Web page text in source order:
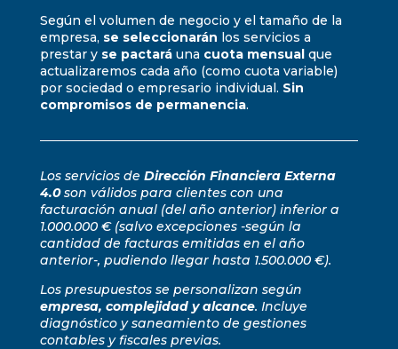
Según el volumen de negocio y el tamaño de la
empresa, se seleccionarán los servicios a
prestar y se pactaráuna cuota mensualque
actualizaremos cada año (como cuota variable)
por sociedad o empresario individual. Sin
compromisos de permanencia.
Los servicios de Dirección Financiera Externa
4.0son válidos para clientes con una
facturación anual (del año anterior) inferior a
1.000.000 € (salvo excepciones -según la
cantidad de facturas emitidas en el año
anterior-, pudiendo llegar hasta 1.500.000 €).
Los presupuestos se personalizan según
empresa, complejidad y alcance. Incluye
diagnóstico y saneamiento de gestiones
contables y fiscales previas.